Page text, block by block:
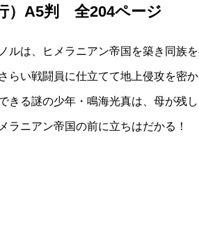
）A5判 全204ページ
ルは、ヒメラニアン帝国を築き同族
らい戦闘員に仕立てて地上侵攻を密
きる謎の少年・鳴海光真は、母が残
ラニアン帝国の前に立ちはだかる！